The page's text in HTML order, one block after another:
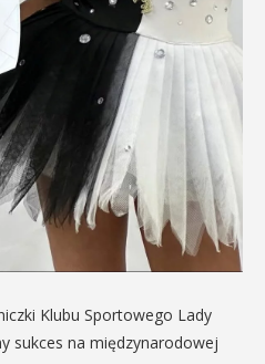
Klubu Sportowego Lady
sukces na międzynarodowej